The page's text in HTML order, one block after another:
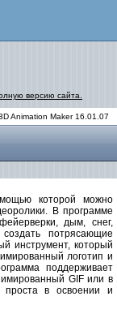
версию сайта.
Animation Maker 16.01.07
которой можно
В программе
дым, снег,
потрясающие
инструмент, который
логотип и
поддерживает
GIF или в
в освоении и